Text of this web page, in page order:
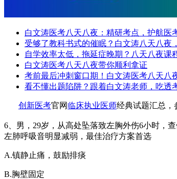
白文涛医考八天八夜：精研考点，护航医
受够了教科书式的催眠？白文涛八天八
自学效率太低，拖延症晚期？八天八夜课
白文涛医考八天八夜带你顺利拿证
考前最后冲刺窗口期！白文涛医考八天八
看不懂出题陷阱？跟着白文涛老师，吃透
创新医考官网 临床执业医师经典试题汇总，
6 、男， 29岁，从高处坠落致左胸外伤6小时，查
左肺呼吸音明显减弱，最佳治疗方案首选
A.镇静止痛，鼓励排痰
B.胸壁固定